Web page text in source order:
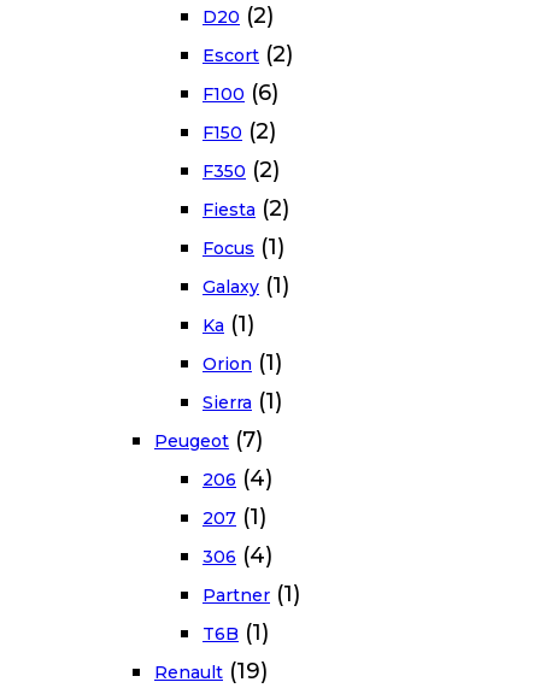
D20 (2)
Escort (2)
F100 (6)
F150 (2)
F350 (2)
Fiesta (2)
Focus (1)
Galaxy (1)
Ka (1)
Orion (1)
Sierra (1)
Peugeot (7)
206 (4)
207 (1)
306 (4)
Partner (1)
T6B (1)
Renault (19)